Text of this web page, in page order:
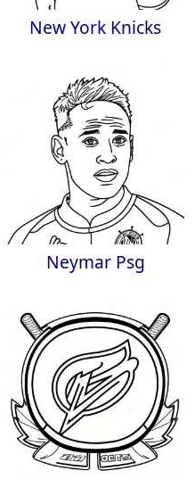
New York Knicks
Neymar Psg